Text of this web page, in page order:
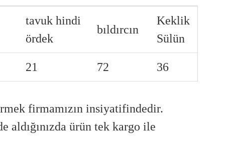
tavuk hindi
ördek
bıldırcın
Keklik
Sülün
21 72 36
firmamızın insiyatifindedir.
aldığınızda ürün tek kargo ile